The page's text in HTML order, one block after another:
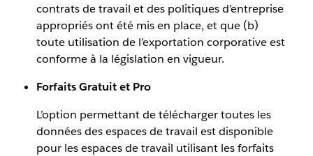
contrats de travail et des politiques d’entreprise
appropriés ont été mis en place, et que (b)
toute utilisation de l’exportation corporative est
conforme à la législation en vigueur.
Forfaits Gratuit et Pro
L’option permettant de télécharger toutes les
données des espaces de travail est disponible
pour les espaces de travail utilisant les forfaits